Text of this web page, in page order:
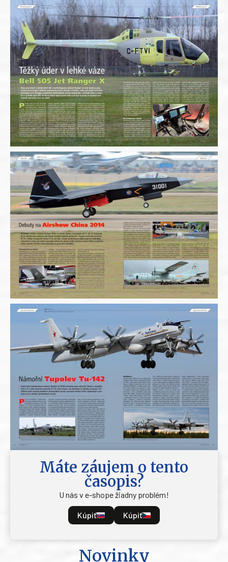
Máte záujem o tento
časopis?
U nás v e-shope žiadny problém!
Kúpiť Kúpiť
Novinky